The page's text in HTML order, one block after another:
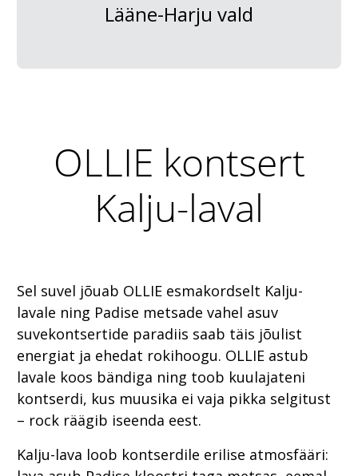
Lääne-Harju vald
OLLIE kontsert
Kalju-laval
Sel suvel jõuab OLLIE esmakordselt Kalju-
lavale ning Padise metsade vahel asuv
suvekontsertide paradiis saab täis jõulist
energiat ja ehedat rokihoogu. OLLIE astub
lavale koos bändiga ning toob kuulajateni
kontserdi, kus muusika ei vaja pikka selgitust
– rock räägib iseenda eest.
Kalju-lava loob kontserdile erilise atmosfääri: